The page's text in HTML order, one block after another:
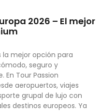
2026 – El mejor
la mejor opción para
seguro y
Tour Passion
aeropuertos, viajes
grupal de lujo con
destinos europeos. Ya